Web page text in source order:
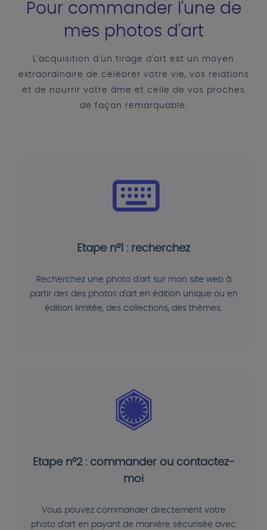
Pour commander l'une de
mes photos d'art
L'acquisition d'un tirage d'art est un moyen
extraordinaire de célébrer votre vie, vos relations
et de nourrir votre âme et celle de vos proches
de façon remarquable.
Etape n°1 : recherchez
Recherchez une photo d'art sur mon site web à
partir des des photos d'art en édition unique ou en
édition limitée, des collections, des thèmes.
Etape n°2 : commander ou contactez-
moi
Vous pouvez commander directement votre
photo d'art en payant de manière sécurisée avec